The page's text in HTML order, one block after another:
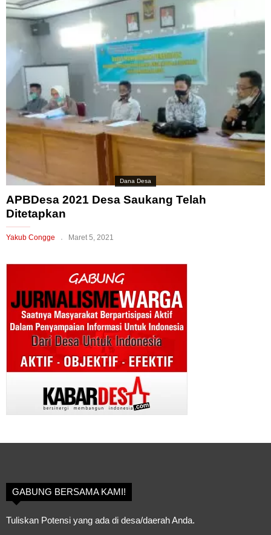
Dana Desa
APBDesa 2021 Desa Saukang Telah
Ditetapkan
Yakub Congge Maret 5, 2021
GABUNG BERSAMA KAMI!
Tuliskan Potensi yang ada di desa/daerah Anda.